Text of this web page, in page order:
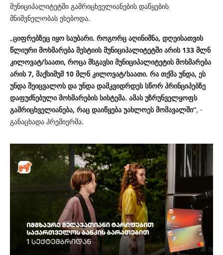
მუნიციპალიტეტში გამრიცხველიანების დაწყების
მნიშვნელობას ეხებოდა.
„ციფრებზეც იყო საუბარი. როგორც აღინიშნა, დღეისათვის
წლიური მოხმარება მესტიის მუნიციპალიტეტში არის 133 მლნ
კილოვატ/საათი, როცა მსგავსი მუნიციპალიტეტის მოხმარება
არის 7, მაქსიმუმ 10 მლნ კილოვატ/საათი. რა თქმა უნდა, ეს
უნდა შეიცვალოს და უნდა დამკვიდრდეს სწორ პრინციპებზე
დაფუძნებული მოხმარების სისტემა. ამას უზრუნველყოფს
გამრიცხველიანება, რაც დაიწყება უახლოეს მომავალში“, -
განაცხადა პრემიერმა.